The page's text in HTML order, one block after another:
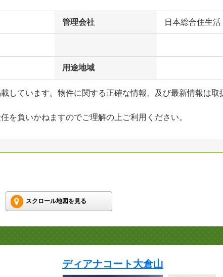
管理会社 日本総合住生活
用途地域
載しています。物件に関する正確な情報、及び最新情報は
を負いかねますのでご理解の上ご利用ください。
スクロール地図を見る
ディアナコート大倉山